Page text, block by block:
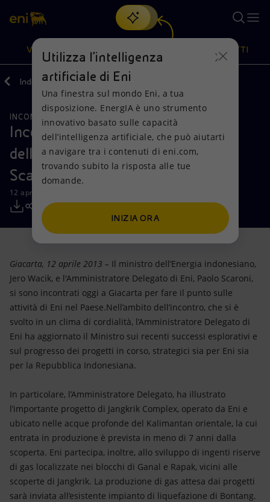
Cerca
scopri EnergIA, la nostra nuova soluzione di intelligenza
artificiale.
VISIONE
Visione
Mission e valori
Persone e Partnership
Net Zero
Modello satellitare
Energia accessibile
Innovazione
Scenari energetici
Azioni
Diversificazione energetica
Tecnologie per la transizione
Collaborazioni per l'innovazione
Attività nel mondo
PRODOTTI
Prodotti
Casa
Imprese
Mobilità
Indietro Media Comunicati Stampa
INCONTRI E ACCORDI
Incontro di lavoro tra il ministro
dell'Energia indonesiano e Paolo
Scaroni
12 aprile 2013 - 11:30 CEST
Giacarta, 12 aprile 2013 – Il ministro dell’Energia indonesiano,
Jero Wacik, e l'Amministratore Delegato di Eni, Paolo Scaroni,
si sono incontrati oggi a Giacarta per fare il punto sulle
attività di Eni nel Paese.Nell’ambito dell’incontro, che si è
svolto in un clima di cordialità, l’Amministratore Delegato di
Eni ha aggiornato il Ministro sui recenti successi esplorativi e
sul progresso dei progetti in corso, strategici sia per Eni sia
per la Repubblica Indonesiana.
In particolare, l’Amministratore Delegato, ha illustrato
l’importante progetto di Jangkrik Complex, operato da Eni e
ubicato nelle acque profonde del Kalimantan orientale, la cui
entrata in produzione è prevista in meno di 7 anni dalla
scoperta. Eni partecipa, inoltre, allo sviluppo di ingenti riserve
di gas localizzate nei blocchi di Ganal e Rapak, vicini alle
scoperte di Jangkrik. La produzione di gas attesa dai progetti
sarà inviata all’esistente impianto di liquefazione di Bontang.
Utilizza l'intelligenza
artificiale di Eni
Una finestra sul mondo Eni, a tua
disposizione. EnergIA è uno strumento
innovativo basato sulle capacità
dell’intelligenza artificiale, che può aiutarti
a navigare tra i contenuti di eni.com,
trovando subito la risposta alle tue
domande.
INIZIA ORA